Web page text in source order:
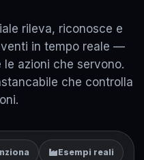
rileva, riconosce e
in tempo reale —
azioni che servono.
che controlla
Esempi reali